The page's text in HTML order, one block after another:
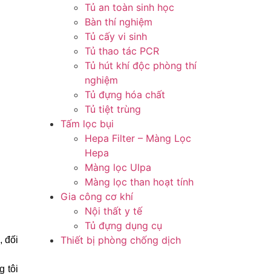
đối
tôi
Tủ an toàn sinh học
Bàn thí nghiệm
Tủ cấy vi sinh
Tủ thao tác PCR
Tủ hút khí độc phòng thí
nghiệm
Tủ đựng hóa chất
Tủ tiệt trùng
Tấm lọc bụi
Hepa Filter – Màng Lọc
Hepa
Màng lọc Ulpa
Màng lọc than hoạt tính
Gia công cơ khí
Nội thất y tế
Tủ đựng dụng cụ
Thiết bị phòng chống dịch